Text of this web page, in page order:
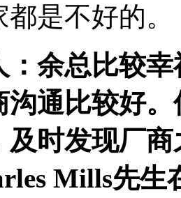
是不好的。
：余总比较
沟通比较好
及时发现厂
Mills先生